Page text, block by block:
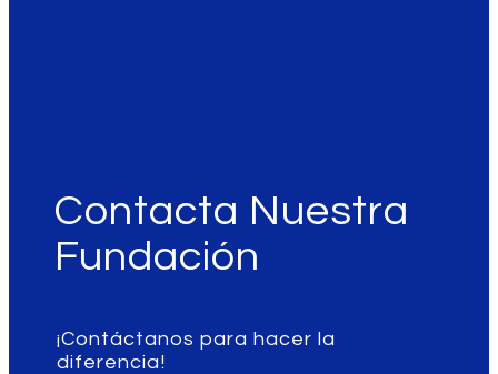
Contacta Nuestra
Fundación
¡Contáctanos para hacer la
diferencia!